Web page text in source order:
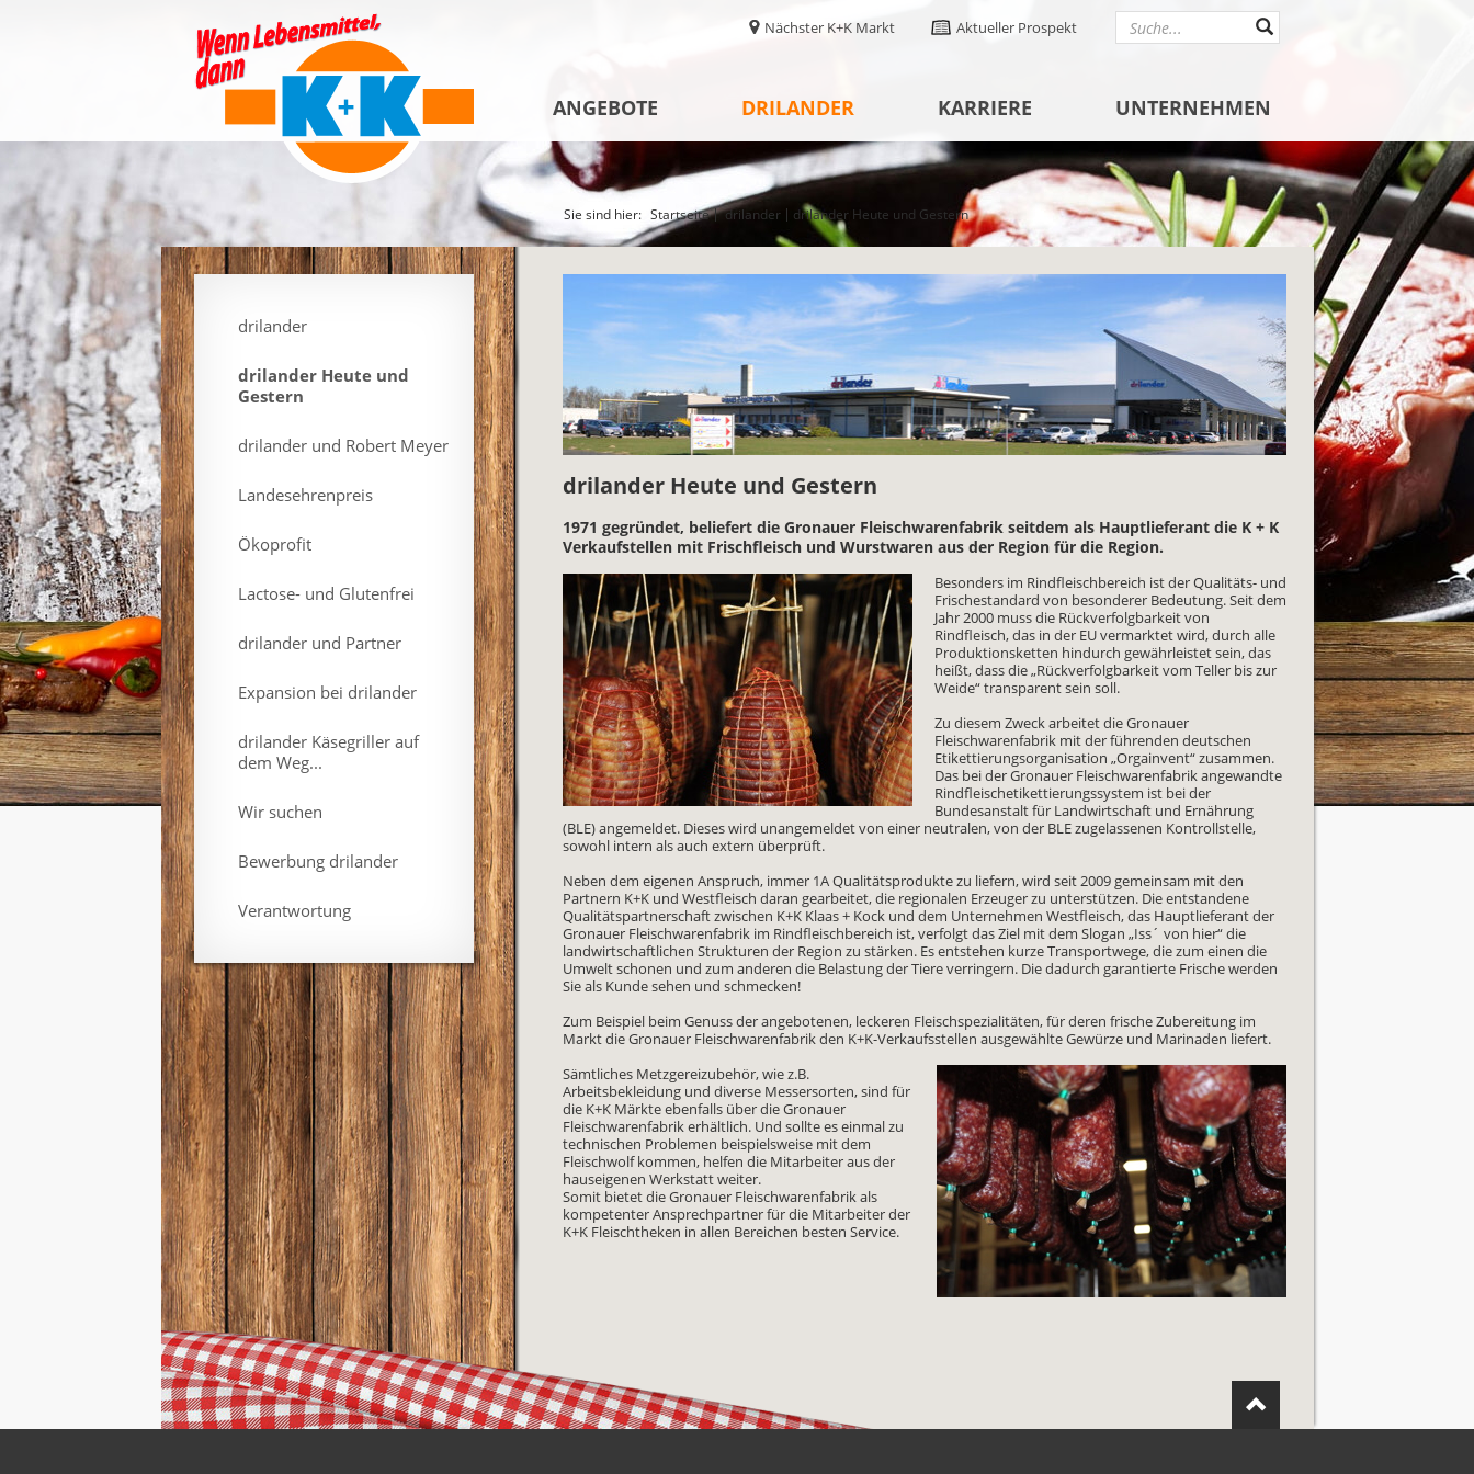
Nächster K+K Markt Aktueller Prospekt
ANGEBOTE DRILANDER KARRIERE UNTERNEHMEN
Sie sind hier: Startseite drilander drilander Heute und Gestern
drilander
drilander Heute und
Gestern
drilander und Robert Meyer
Landesehrenpreis
Ökoprofit
Lactose- und Glutenfrei
drilander und Partner
Expansion bei drilander
drilander Käsegriller auf
dem Weg...
Wir suchen
Bewerbung drilander
Verantwortung
drilander Heute und Gestern
1971 gegründet, beliefert die Gronauer Fleischwarenfabrik seitdem als Hauptlieferant die K + K
Verkaufstellen mit Frischfleisch und Wurstwaren aus der Region für die Region.
Besonders im Rindfleischbereich ist der Qualitäts- und
Frischestandard von besonderer Bedeutung. Seit dem
Jahr 2000 muss die Rückverfolgbarkeit von
Rindfleisch, das in der EU vermarktet wird, durch alle
Produktionsketten hindurch gewährleistet sein, das
heißt, dass die „Rückverfolgbarkeit vom Teller bis zur
Weide“ transparent sein soll.
Zu diesem Zweck arbeitet die Gronauer
Fleischwarenfabrik mit der führenden deutschen
Etikettierungsorganisation „Orgainvent“ zusammen.
Das bei der Gronauer Fleischwarenfabrik angewandte
Rindfleischetikettierungssystem ist bei der
Bundesanstalt für Landwirtschaft und Ernährung
(BLE) angemeldet. Dieses wird unangemeldet von einer neutralen, von der BLE zugelassenen Kontrollstelle,
sowohl intern als auch extern überprüft.
Neben dem eigenen Anspruch, immer 1A Qualitätsprodukte zu liefern, wird seit 2009 gemeinsam mit den
Partnern K+K und Westfleisch daran gearbeitet, die regionalen Erzeuger zu unterstützen. Die entstandene
Qualitätspartnerschaft zwischen K+K Klaas + Kock und dem Unternehmen Westfleisch, das Hauptlieferant der
Gronauer Fleischwarenfabrik im Rindfleischbereich ist, verfolgt das Ziel mit dem Slogan „Iss´ von hier“ die
landwirtschaftlichen Strukturen der Region zu stärken. Es entstehen kurze Transportwege, die zum einen die
Umwelt schonen und zum anderen die Belastung der Tiere verringern. Die dadurch garantierte Frische werden
Sie als Kunde sehen und schmecken!
Zum Beispiel beim Genuss der angebotenen, leckeren Fleischspezialitäten, für deren frische Zubereitung im
Markt die Gronauer Fleischwarenfabrik den K+K-Verkaufsstellen ausgewählte Gewürze und Marinaden liefert.
Sämtliches Metzgereizubehör, wie z.B.
Arbeitsbekleidung und diverse Messersorten, sind für
die K+K Märkte ebenfalls über die Gronauer
Fleischwarenfabrik erhältlich. Und sollte es einmal zu
technischen Problemen beispielsweise mit dem
Fleischwolf kommen, helfen die Mitarbeiter aus der
hauseigenen Werkstatt weiter.
Somit bietet die Gronauer Fleischwarenfabrik als
kompetenter Ansprechpartner für die Mitarbeiter der
K+K Fleischtheken in allen Bereichen besten Service.